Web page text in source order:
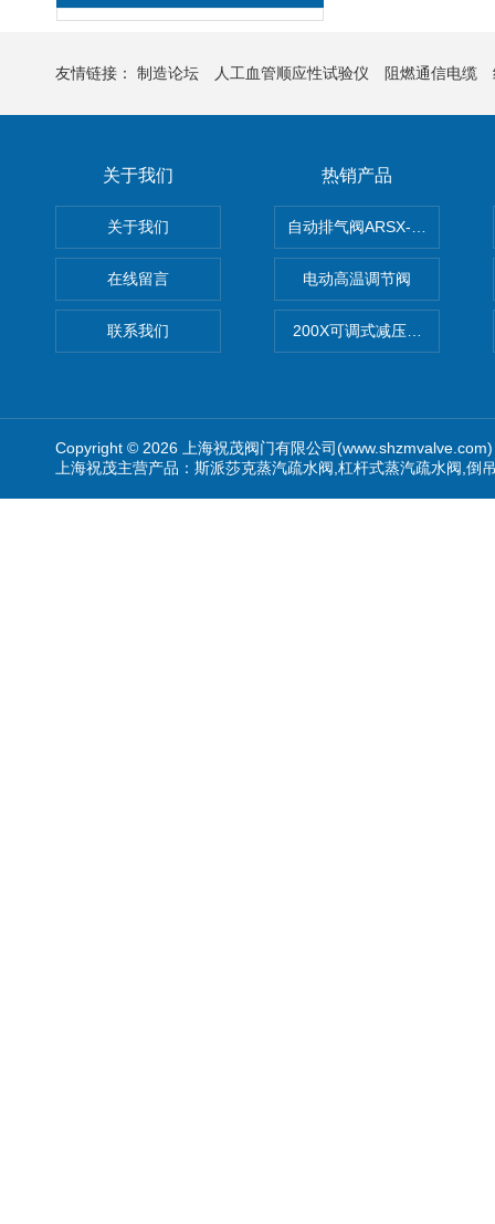
友情链接： 制造论坛 人工血管顺应性试验仪 阻燃通信电缆
关于我们
关于我们
在线留言
联系我们
热销产品
自动排气阀ARSX-0015/
电动高温调节阀
200X可调式减压阀（减压稳
Copyright © 2026 上海祝茂阀门有限公司
上海祝茂主营产品：斯派莎克蒸汽疏水阀,杠杆式蒸汽疏水阀,倒